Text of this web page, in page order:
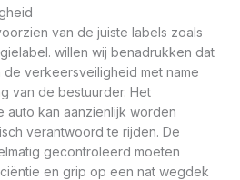
van de juiste labels zoals
willen wij benadrukken dat
verkeersveiligheid met name
van de bestuurder. Het
kan aanzienlijk worden
verantwoord te rijden. De
gecontroleerd moeten
en grip op een nat wegdek